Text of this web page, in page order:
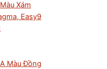
Xám
Easy9
Màu Đồng